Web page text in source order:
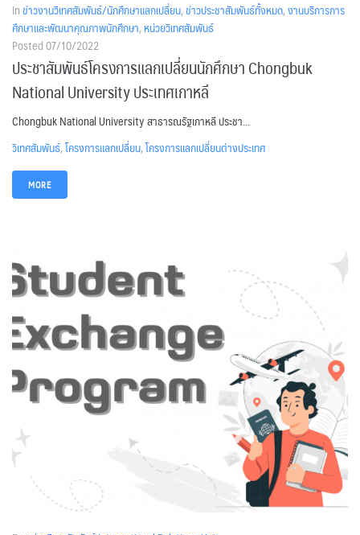
Inข่าวงานวิเทศสัมพันธ์/นักศึกษาแลกเปลี่ยน,ข่าวประชาสัมพันธ์ทั้งหมด,งานบริการการ
ศึกษาและพัฒนาคุณภาพนักศึกษา,หน่วยวิเทศสัมพันธ์
Posted07/10/2022
ประชาสัมพันธ์โครงการแลกเปลี่ยนนักศึกษา Chongbuk
National University ประเทศเกาหลี
Chongbuk National University สาธารณรัฐเกาหลี ประชา...
วิเทศสัมพันธ์,โครงการแลกเปลี่ยน,โครงการแลกเปลี่ยนต่างประเทศ
MORE